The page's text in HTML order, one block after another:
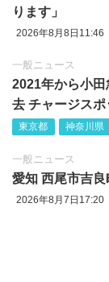
ります」
2026年8月8日11:46
一般ニュース
2021年から小
去 チャージス
東京都 神奈川県
一般ニュース
愛知 西尾市吉
2026年8月7日17:20